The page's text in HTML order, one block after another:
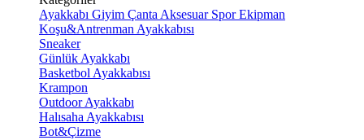
Ayakkabı Giyim Çanta Aksesuar Spor Ekipman
Koşu&Antrenman Ayakkabısı
Sneaker
Günlük Ayakkabı
Basketbol Ayakkabısı
Krampon
Outdoor Ayakkabı
Halısaha Ayakkabısı
Bot&Çizme